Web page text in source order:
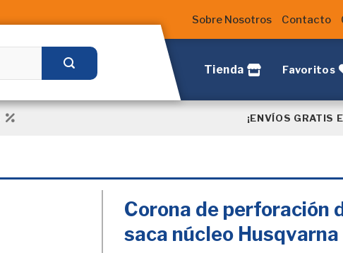
Sobre Nosotros Contacto
Tienda Favoritos
¡ENVÍOS GRATIS
Corona de perforación
saca núcleo